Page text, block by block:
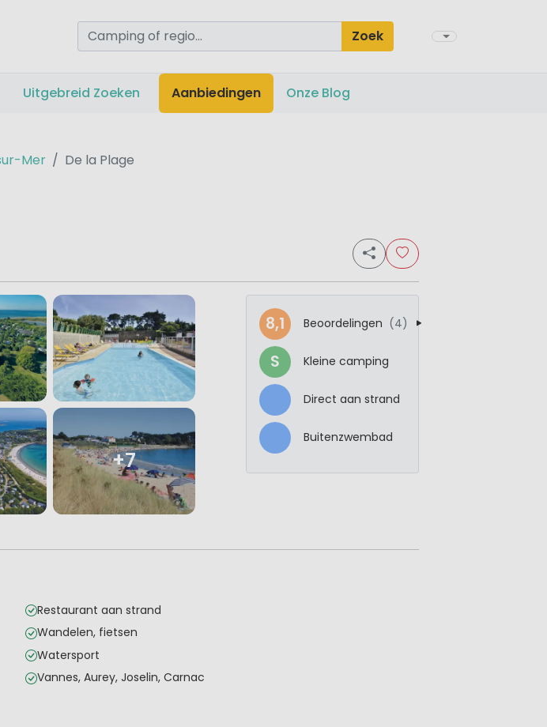
Zoek
Uitgebreid Zoeken Aanbiedingen Onze Blog
Mer De la Plage
+7
8,1 Beoordelingen (4)
S Kleine camping
Direct aan strand
Buitenzwembad
Restaurant aan strand
Wandelen, fietsen
Watersport
Vannes, Aurey, Joselin, Carnac